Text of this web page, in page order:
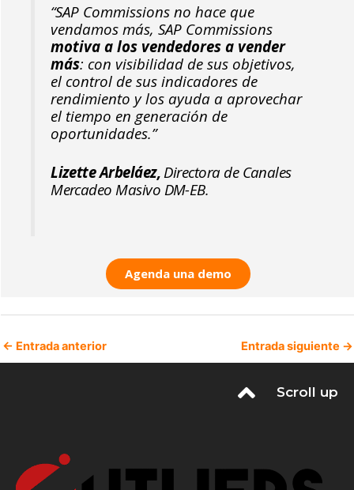
“SAP Commissions no hace que
vendamos más, SAP Commissions
motiva a los vendedores a vender
más: con visibilidad de sus objetivos,
el control de sus indicadores de
rendimiento y los ayuda a aprovechar
el tiempo en generación de
oportunidades.”
Lizette Arbeláez,Directora de Canales
Mercadeo Masivo DM-EB.
Agenda una demo
← Entrada anterior Entrada siguiente →
Scroll up